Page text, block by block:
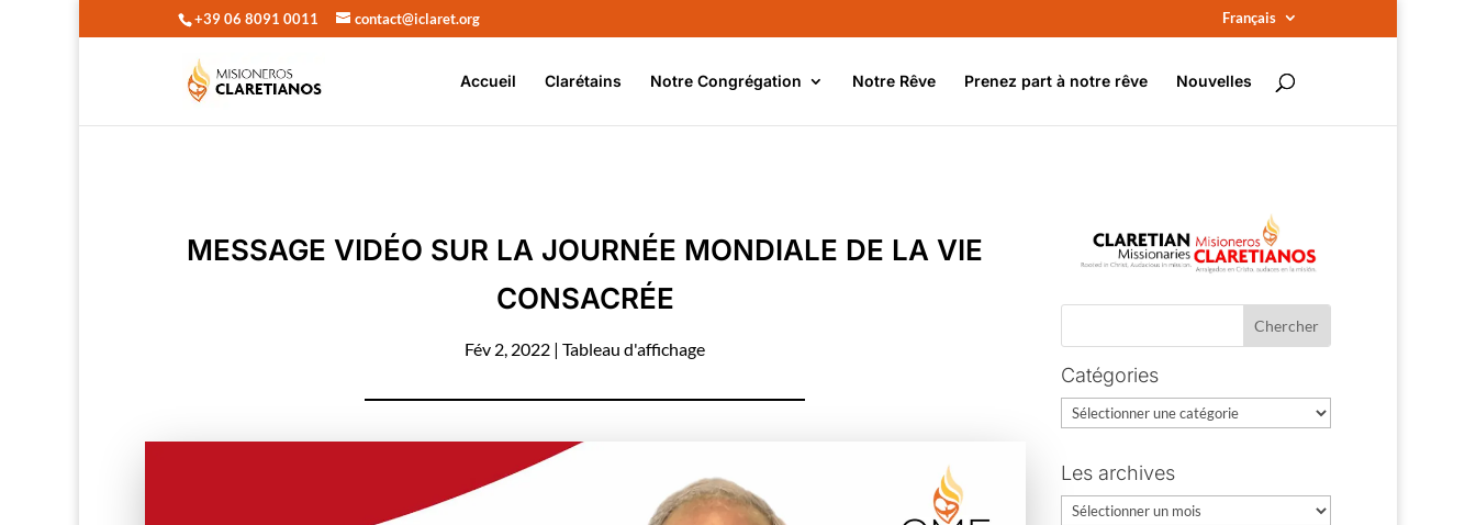
+39 06 8091 0011 contact@iclaret.org Français
Accueil Clarétains Notre Congrégation Notre Rêve Prenez part à notre rêve Nouvelles
MESSAGE VIDÉO SUR LA JOURNÉE MONDIALE DE LA VIE
CONSACRÉE
Fév 2, 2022 |Tableau d'affichage
Catégories
Catégories
Les archives
Les